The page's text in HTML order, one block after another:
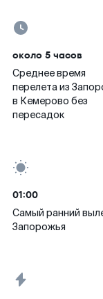
около 5 часов
Среднее время
перелета из
в Кемерово без
пересадок
01:00
Самый ранний
Запорожья